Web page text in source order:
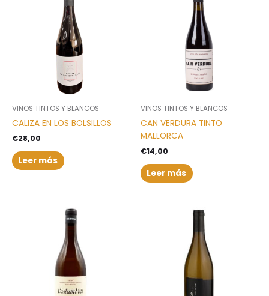
VINOS TINTOS Y BLANCOS
CALIZA EN LOS BOLSILLOS
€28,00
Leer más
VINOS TINTOS Y BLANCOS
CAN VERDURA TINTO
MALLORCA
€14,00
Leer más